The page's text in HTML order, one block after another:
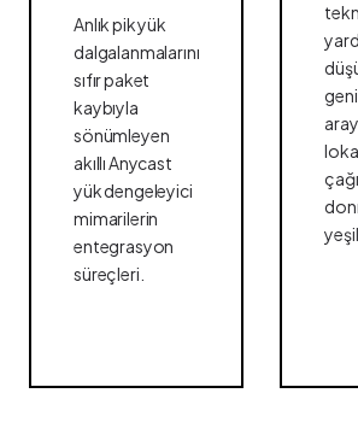
Anlık pik yük
dalgalanmalarını
sıfır paket
kaybıyla
sönümleyen
akıllı Anycast
yük dengeleyici
mimarilerin
entegrasyon
süreçleri.
yeşil